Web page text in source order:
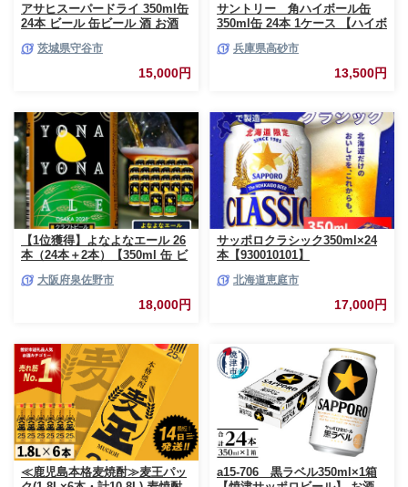
アサヒスーパードライ 350ml缶
24本 ビール 缶ビール 酒 お酒
茨城県守谷市
15,000円
サントリー 角ハイボール缶
350ml缶 24本 1ケース 【ハイボ
県 高砂市 ふるさと納税】
兵庫県高砂市
13,500円
【1位獲得】よなよなエール 26
本（24本＋2本）【350ml 缶 ビ
み比べ 晩酌 高評価 家計応援 特
別規格 ヤッホーブルーイング
スピード発送】 G3897-1
大阪府泉佐野市
18,000円
サッポロクラシック350ml×24
本【930010101】
北海道恵庭市
17,000円
≪鹿児島本格麦焼酎≫麦王パッ
a15-706 黒ラベル350ml×1箱